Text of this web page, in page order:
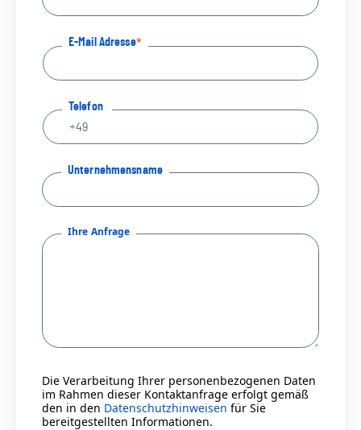
E-Mail Adresse
Telefon
Unternehmensname
Ihre Anfrage
Die Verarbeitung Ihrer personenbezogenen Daten
im Rahmen dieser Kontaktanfrage erfolgt gemäß
den in den Datenschutzhinweisen für Sie
bereitgestellten Informationen.